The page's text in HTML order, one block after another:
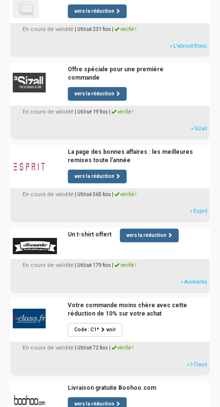
vers la réduction
En cours de validité | Utilisé 231 fois vérifié !
» L'abricot Blanc
Offre spéciale pour une première
commande
vers la réduction
En cours de validité | Utilisé 19 fois vérifié !
» Sizall
La page des bonnes affaires : les meilleures
remises toute l'année
vers la réduction
En cours de validité | Utilisé 565 fois vérifié !
» Esprit
Un t-shirt offert vers la réduction
En cours de validité | Utilisé 179 fois vérifié !
» Avomarks
Votre commande moins chère avec cette
réduction de 10% sur votre achat
Code : C1* voir
En cours de validité | Utilisé 72 fois vérifié !
» I-Class
Livraison gratuite Boohoo.com
vers la réduction